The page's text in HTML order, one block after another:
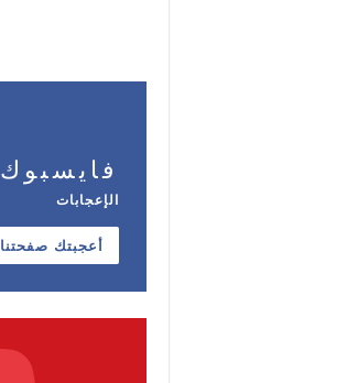
فايسبوك
الإعجابات
أعجبتك صفحتنا